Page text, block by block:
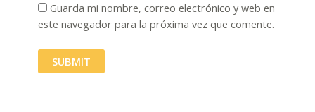
Guarda mi nombre, correo electrónico y web en
este navegador para la próxima vez que comente.